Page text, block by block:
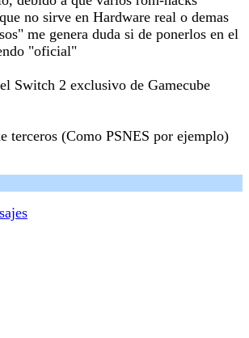
no sirve en Hardware real o demas
me genera duda si de ponerlos en el
"oficial"
Switch 2 exclusivo de Gamecube
terceros (Como PSNES por ejemplo)